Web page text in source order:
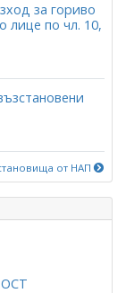
за гориво
лице по чл. 10,
от НАП